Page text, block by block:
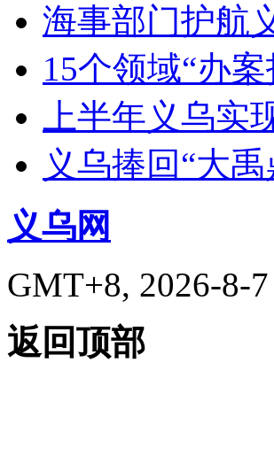
海事部门护航
15个领域“办
上半年义乌实
义乌捧回“大
义乌网
GMT+8, 2026-8-
返回顶部